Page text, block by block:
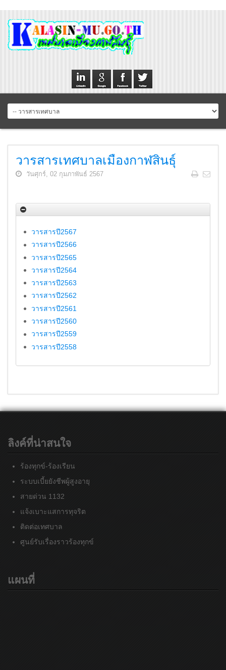
วารสารเทศบาลเมืองกาฬสินธุ์
วันศุกร์, 02 กุมภาพันธ์ 2567
วารสารปี2567
วารสารปี2566
วารสารปี2565
วารสารปี2564
วารสารปี2563
วารสารปี2562
วารสารปี2561
วารสารปี2560
วารสารปี2559
วารสารปี2558
ลิงค์ที่น่าสนใจ
ร้องทุกข์-ร้องเรียน
ระบบเบี้ยยังชีพผู้สูงอายุ
สายด่วน 1132
แจ้งเบาะแสการทุจริต
ติดต่อเทศบาล
ศูนย์รับเรื่องราวร้องทุกข์
แผนที่